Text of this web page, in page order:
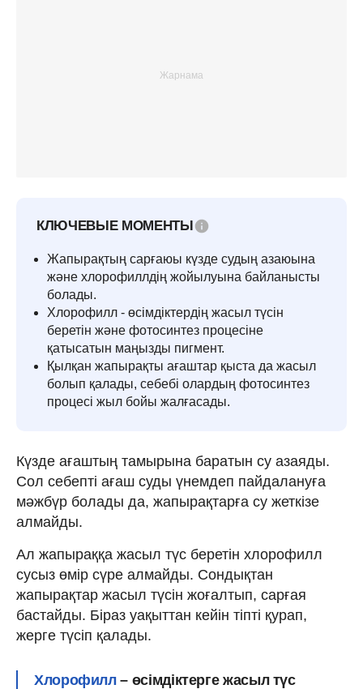
КЛЮЧЕВЫЕ МОМЕНТЫ
Жапырақтың сарғаюы күзде судың азаюына
және хлорофиллдің жойылуына байланысты
болады.
Хлорофилл - өсімдіктердің жасыл түсін
беретін және фотосинтез процесіне
қатысатын маңызды пигмент.
Қылқан жапырақты ағаштар қыста да жасыл
болып қалады, себебі олардың фотосинтез
процесі жыл бойы жалғасады.
Күзде ағаштың тамырына баратын су азаяды.
Сол себепті ағаш суды үнемдеп пайдалануға
мәжбүр болады да, жапырақтарға су жеткізе
алмайды.
Ал жапыраққа жасыл түс беретін хлорофилл
сусыз өмір сүре алмайды. Сондықтан
жапырақтар жасыл түсін жоғалтып, сарғая
бастайды. Біраз уақыттан кейін тіпті қурап,
жерге түсіп қалады.
Хлорофилл– өсімдіктерге жасыл түс